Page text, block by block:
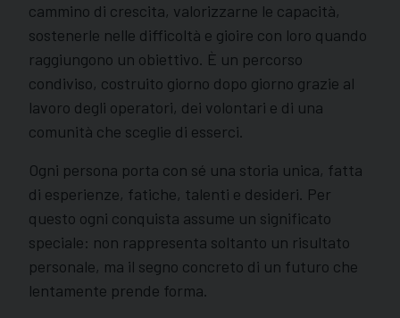
cammino di crescita, valorizzarne le capacità,
sostenerle nelle difficoltà e gioire con loro quando
raggiungono un obiettivo. È un percorso
condiviso, costruito giorno dopo giorno grazie al
lavoro degli operatori, dei volontari e di una
comunità che sceglie di esserci.
Ogni persona porta con sé una storia unica, fatta
di esperienze, fatiche, talenti e desideri. Per
questo ogni conquista assume un significato
speciale: non rappresenta soltanto un risultato
personale, ma il segno concreto di un futuro che
lentamente prende forma.